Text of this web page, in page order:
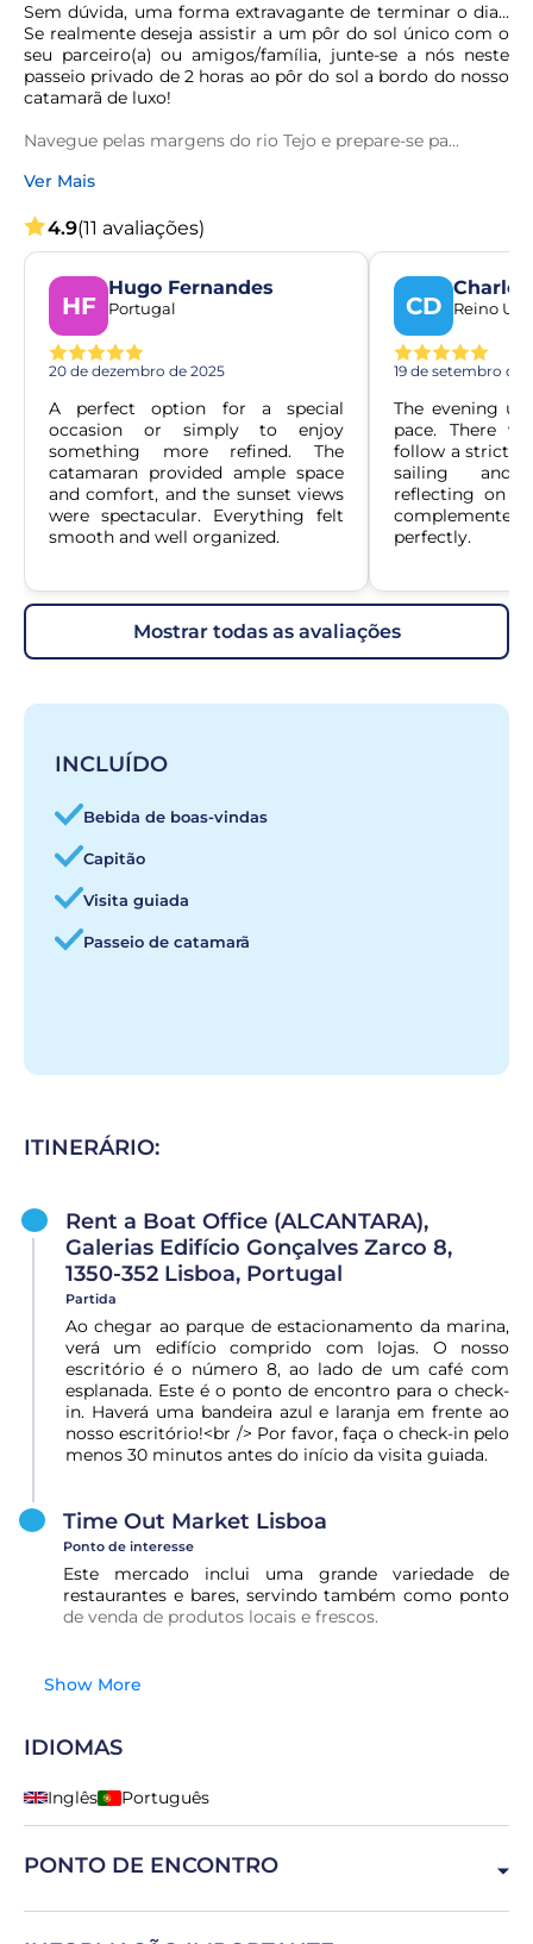
Sem dúvida, uma forma extravagante de terminar o dia...
Se realmente deseja assistir a um pôr do sol único com o
seu parceiro(a) ou amigos/família, junte-se a nós neste
passeio privado de 2 horas ao pôr do sol a bordo do nosso
catamarã de luxo!
Navegue pelas margens do rio Tejo e prepare-se pa...
Ver Mais
4.9(11 avaliações)
HF
Hugo Fernandes
Portugal
20 de dezembro de 2025
A perfect option for a special
occasion or simply to enjoy
something more refined. The
catamaran provided ample space
and comfort, and the sunset views
were spectacular. Everything felt
smooth and well organized.
CD Reino
19 de setembro de
The evening
pace. There
follow a strict
sailing and
reflecting on
perfectly.
mostrar todas as avaliações
INCLUÍDO
Bebida de boas-vindas
Capitão
Visita guiada
Passeio de catamarã
ITINERÁRIO:
Rent a Boat Office (ALCANTARA),
Galerias Edifício Gonçalves Zarco 8,
1350-352 Lisboa, Portugal
Partida
Ao chegar ao parque de estacionamento da marina,
verá um edifício comprido com lojas. O nosso
escritório é o número 8, ao lado de um café com
esplanada. Este é o ponto de encontro para o check-
in. Haverá uma bandeira azul e laranja em frente ao
nosso escritório!<br /> Por favor, faça o check-in pelo
menos 30 minutos antes do início da visita guiada.
Time Out Market Lisboa
Ponto de interesse
Este mercado inclui uma grande variedade de
restaurantes e bares, servindo também como ponto
de venda de produtos locais e frescos.
Show More
IDIOMAS
Inglês Português
PONTO DE ENCONTRO
Galerias Edifício Gonçalves Zarco 8, 1350-352 Lisboa,